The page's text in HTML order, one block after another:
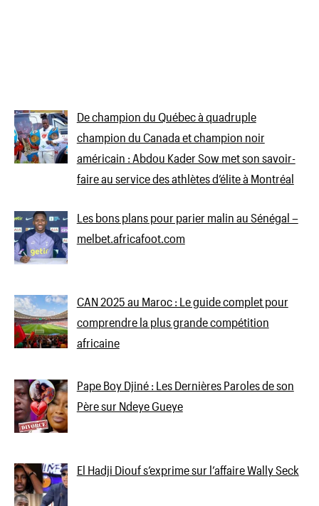
De champion du Québec à quadruple
champion du Canada et champion noir
américain : Abdou Kader Sow met son savoir-
faire au service des athlètes d’élite à Montréal
Les bons plans pour parier malin au Sénégal –
melbet.africafoot.com
CAN 2025 au Maroc : Le guide complet pour
comprendre la plus grande compétition
africaine
Pape Boy Djiné : Les Dernières Paroles de son
Père sur Ndeye Gueye
El Hadji Diouf s’exprime sur l’affaire Wally Seck